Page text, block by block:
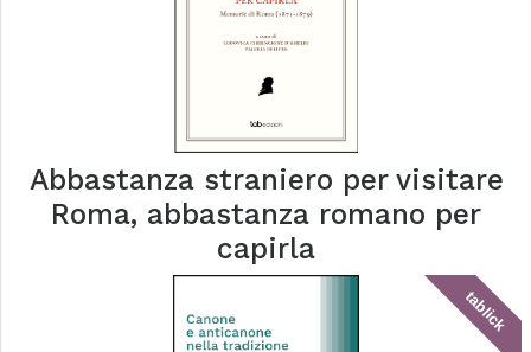
Abbastanza straniero per visitare
Roma, abbastanza romano per
capirla
tablick